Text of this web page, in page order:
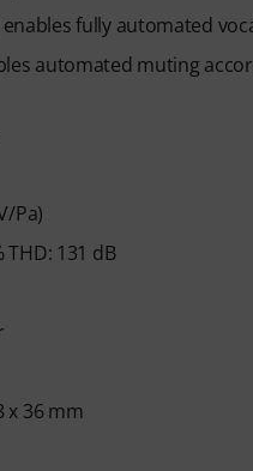
fully automated
automated muting
Pa)
THD: 131 dB
x 36 mm